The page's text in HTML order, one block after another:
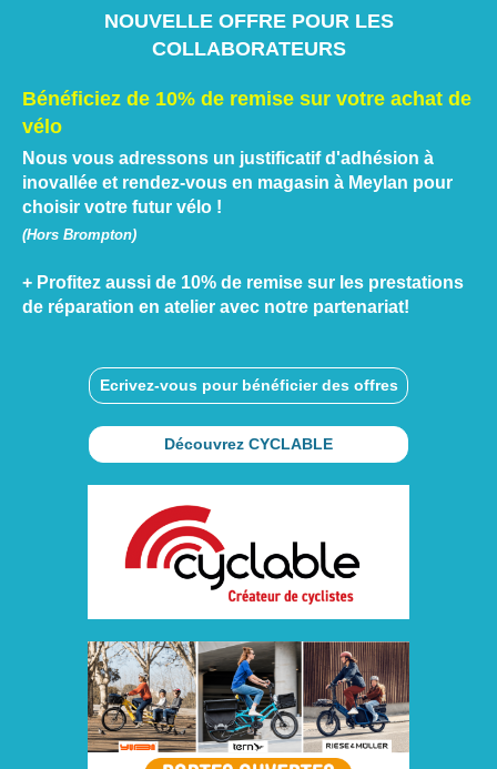
NOUVELLE OFFRE POUR LES
COLLABORATEURS
Bénéficiez de 10% de remise sur votre achat de
vélo
Nous vous adressons un justificatif d'adhésion à
inovallée et rendez-vous en magasin à Meylan pour
choisir votre futur vélo !
(Hors Brompton)
+ Profitez aussi de 10% de remise sur les prestations
de réparation en atelier avec notre partenariat!
Ecrivez-vous pour bénéficier des offres
Découvrez CYCLABLE